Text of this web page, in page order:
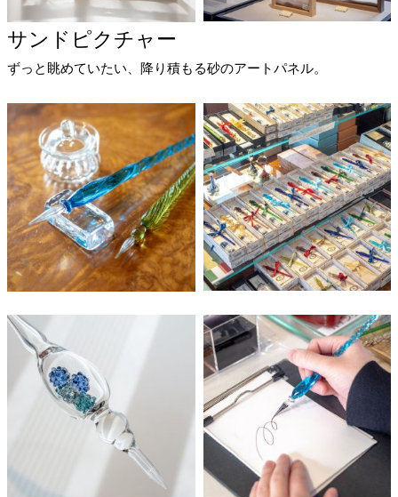
サンドピクチャー
ずっと眺めていたい、降り積もる砂のアートパネル。